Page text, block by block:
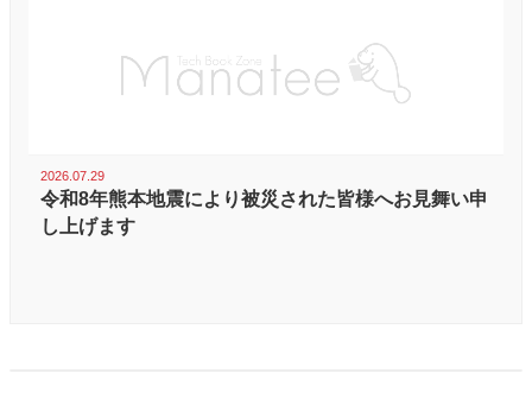
2026.07.29
令和8年熊本地震により被災された皆様へお見舞い申
し上げます